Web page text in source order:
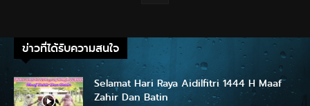
ข่าวที่ได้รับความสนใจ
Selamat Hari Raya Aidilfitri 1444 H Maaf
Zahir Dan Batin